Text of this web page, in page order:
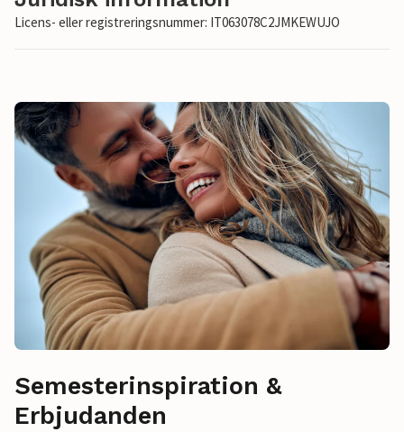
Licens- eller registreringsnummer: IT063078C2JMKEWUJO
Semesterinspiration &
Erbjudanden